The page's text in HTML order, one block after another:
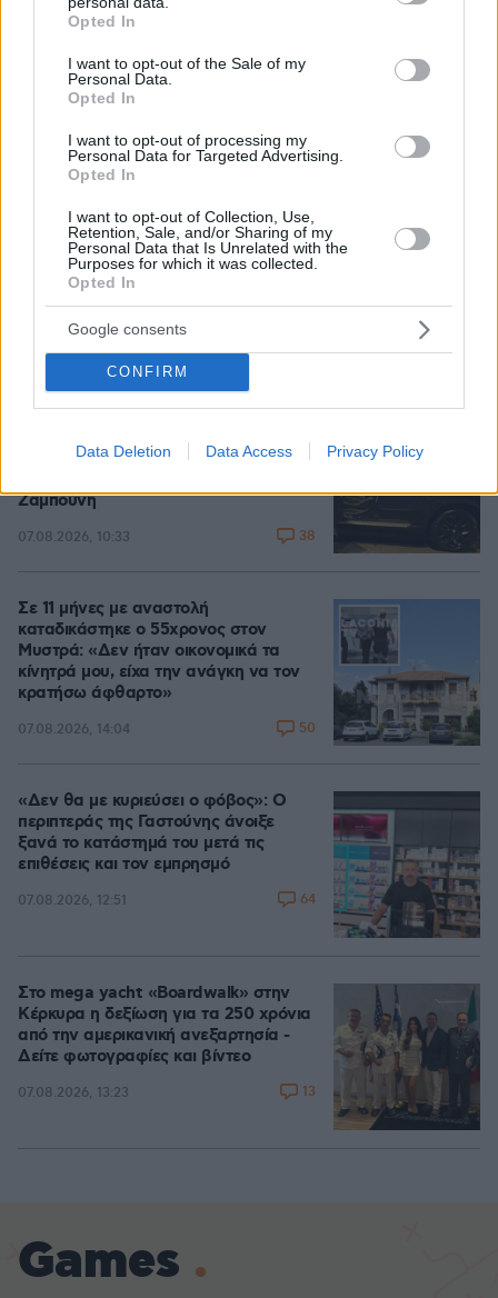
grant or deny consent to Google and its third-party tags to
use your data for below specified purposes in below Google
consent section.
Opted In
I want to opt-out of the Sale of my
Personal Data.
Opted In
I want to opt-out of processing my
Personal Data for Targeted Advertising.
Opted In
I want to opt-out of Collection, Use,
Retention, Sale, and/or Sharing of my
Personal Data that Is Unrelated with the
Purposes for which it was collected.
Opted In
Google consents
CONFIRM
Data Deletion Data Access Privacy Policy
Τουρκία, Σαουδική Αραβία και
Πακιστάν υπέγραψαν κοινή αμυντική
συμφωνία: «Επίθεση σε έναν θα
θεωρείται επίθεση σε όλους»
07.08.2026, 14:10
«Τα έχω χάσει όλα»: Συντετριμμένος ο
πατέρας και σύζυγος των θυμάτων
στο τροχαίο στις Σέρρες
07.08.2026, 14:57 6
για δολοφονίες μελών της Greek
Mafia, κατηγορείται και για την
Ζαμπούνη
07.08.2026, 10:33 38
Σε 11 μήνες με αναστολή
καταδικάστηκε ο 55χρονος στον
Μυστρά: «Δεν ήταν οικονομικά τα
κίνητρά μου, είχα την ανάγκη να τον
κρατήσω άφθαρτο»
07.08.2026, 14:04 50
«Δεν θα με κυριεύσει ο φόβος»: Ο
περιπτεράς της Γαστούνης άνοιξε
ξανά το κατάστημά του μετά τις
επιθέσεις και τον εμπρησμό
07.08.2026, 12:51 64
Στο mega yacht «Boardwalk» στην
Κέρκυρα η δεξίωση για τα 250 χρόνια
από την αμερικανική ανεξαρτησία -
Δείτε φωτογραφίες και βίντεο
07.08.2026, 13:23 13
Games